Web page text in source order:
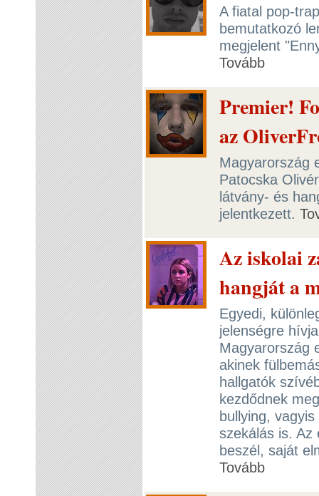
A fiatal pop-
bemutatkozó
megjelent
Tovább
Premier!
az
Magyarország
Patocska
látvány- és
jelentkezett.
Az iskolai
hangját a
Egyedi,
jelenségre
Magyarország
akinek
hallgatók
kezdődnek
bullying,
szekálás is. Az
beszél, saját
Tovább